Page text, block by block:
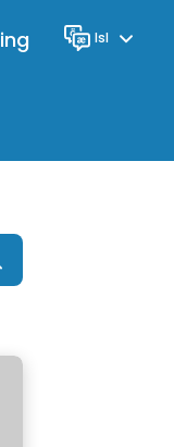
Tungumál
Isl